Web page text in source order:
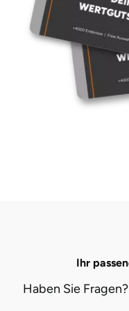
Ihr
Haben Sie
Düsseldorf
Erfurt
Fulda